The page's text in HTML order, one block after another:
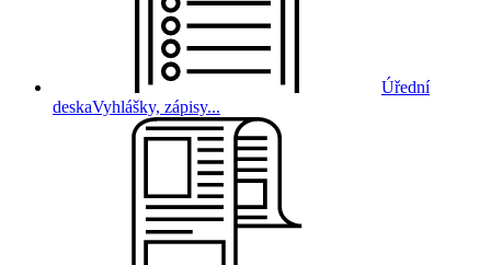
Úřední
deskaVyhlášky, zápisy...